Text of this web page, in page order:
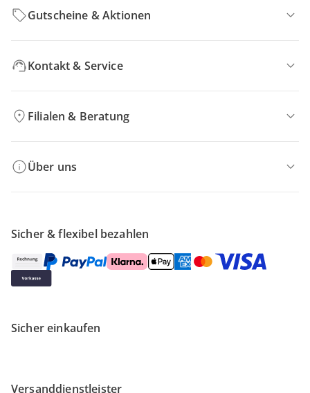
Gutscheine & Aktionen
Kontakt & Service
Filialen & Beratung
Über uns
Sicher & flexibel bezahlen
Sicher einkaufen
Versanddienstleister